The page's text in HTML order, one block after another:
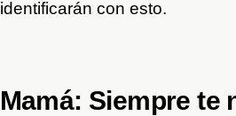
identificarán con esto.
Mamá: Siempre te